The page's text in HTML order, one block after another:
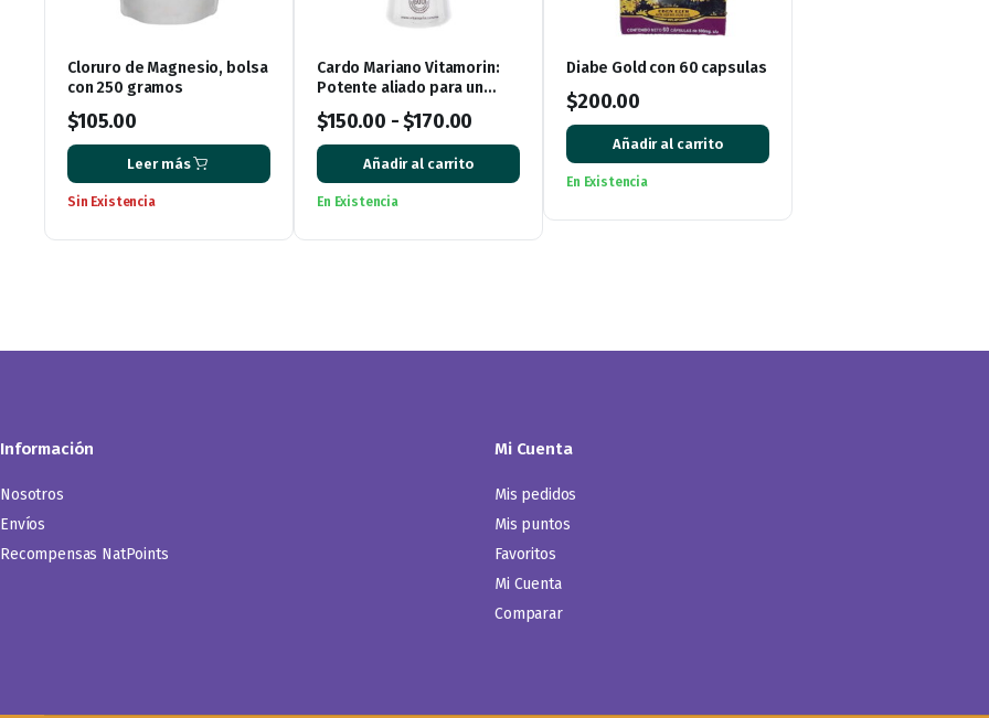
Cloruro de Magnesio, bolsa
con 250 gramos
$105.00
Leer más
Sin Existencia
Cardo Mariano Vitamorin:
Potente aliado para un
hígado saludable y una vida
plena
$150.00 -$170.00
Añadir al carrito
En Existencia
Diabe Gold con 60 capsulas
$200.00
Añadir al carrito
En Existencia
Información
Nosotros
Envíos
Recompensas NatPoints
Mi Cuenta
Mis pedidos
Mis puntos
Favoritos
Mi Cuenta
Comparar